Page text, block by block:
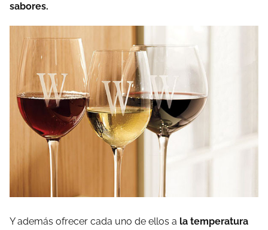
sabores.
Y además ofrecer cada uno de ellos a la temperatura